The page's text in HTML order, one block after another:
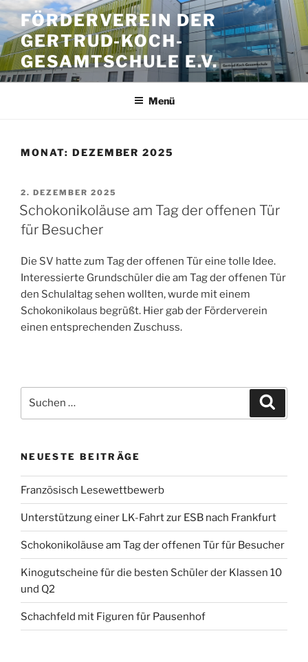
Zum
Inhalt
springen
FÖRDERVEREIN DER
GERTRUD-KOCH-
GESAMTSCHULE E.V.
Menü
MONAT: DEZEMBER 2025
VERÖFFENTLICHT
AM
2. DEZEMBER 2025
Schokonikoläuse am Tag der offenen Tür
für Besucher
Die SV hatte zum Tag der offenen Tür eine tolle Idee.
Interessierte Grundschüler die am Tag der offenen Tür
den Schulaltag sehen wollten, wurde mit einem
Schokonikolaus begrüßt. Hier gab der Förderverein
einen entsprechenden Zuschuss.
nach:
NEUESTE BEITRÄGE
Französisch Lesewettbewerb
Unterstützung einer LK-Fahrt zur ESB nach Frankfurt
Schokonikoläuse am Tag der offenen Tür für Besucher
Kinogutscheine für die besten Schüler der Klassen 10
und Q2
Schachfeld mit Figuren für Pausenhof